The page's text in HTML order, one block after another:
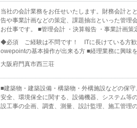
当社の会計業務をお任せいたします。財務会計と
告や事業計画などの策定、課題抽出といった管理
お仕事です。 ■管理会計 ・決算報告 ・事業計画
◆必須 ご経験は不問です！ ITに長けている方歓
owepointの基本操作が出来る方 ■経理業務に興味
大阪府門真市西三荘
■建築物・建築設備・構築物・外構施設などの保
安全、環境保全に関する、設備機器、システム等
設工事の企画、調査、測量、設計監理、施工管理